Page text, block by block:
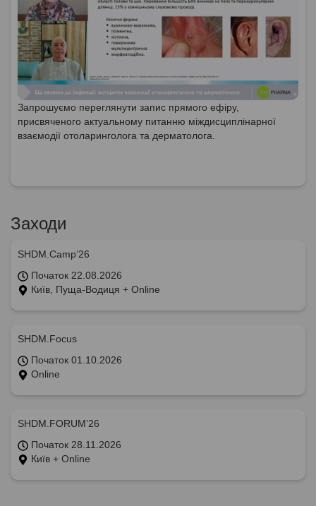
Запрошуємо переглянути запис прямого ефіру,
присвяченого актуальному питанню міждисциплінарної
взаємодії отоларинголога та дерматолога.
Заходи
SHDM.Camp’26
Початок 22.08.2026
Київ, Пуща-Водиця + Online
SHDM.Focus
Початок 01.10.2026
Online
SHDM.FORUM’26
Початок 28.11.2026
Київ + Online